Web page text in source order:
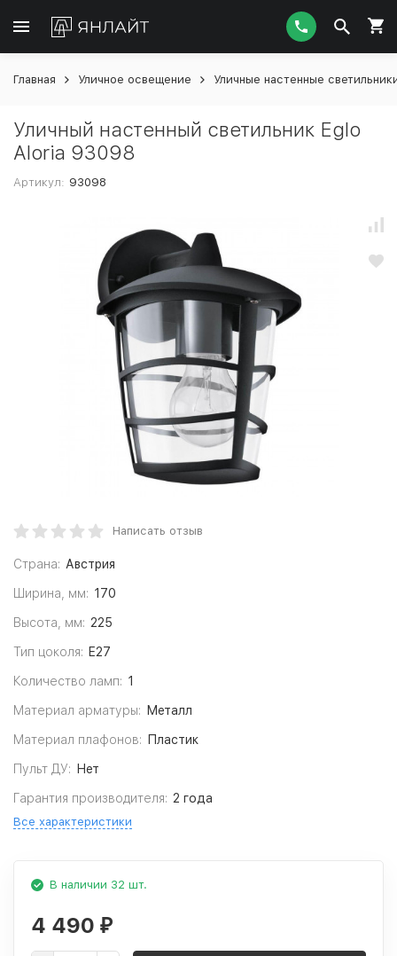
Главная Уличное освещение Уличные настенные
Уличный настенный светильник Eglo
Aloria 93098
Артикул: 93098
Написать отзыв
Страна: Австрия
Ширина, мм: 170
Высота, мм: 225
Тип цоколя: E27
Количество ламп: 1
Материал арматуры: Металл
Материал плафонов: Пластик
Пульт ДУ: Нет
Гарантия производителя: 2 года
Все характеристики
В наличии 32 шт.
4 490 ₽